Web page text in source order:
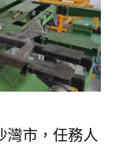
市，任務人